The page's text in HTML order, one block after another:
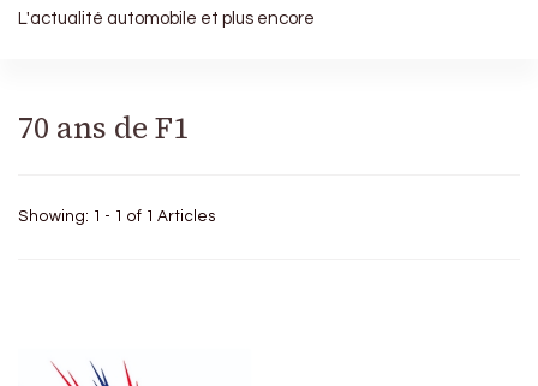
L'actualité automobile et plus encore
70 ans de F1
Showing: 1 - 1 of 1 Articles